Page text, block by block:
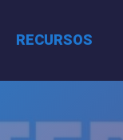
RECURSOS